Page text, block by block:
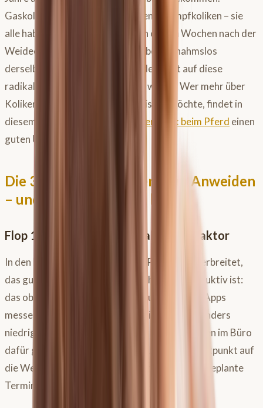
Gaskoliken, Überfressungskoliken, Krampfkoliken – sie
alle haben Hochkonjunktur in den ersten Wochen nach der
Weideöffnung. Der Grund ist dabei ausnahmslos
derselbe: ein Verdauungstrakt, der nicht auf diese
radikale Umstellung vorbereitet wurde. Wer mehr über
Koliken und deren Entstehung wissen möchte, findet in
diesem
ausführlichen Beitrag über Kolik beim Pferd einen
guten Überblick.
Die 3 häufigsten Fehler beim Anweiden
– und was stattdessen hilft
Flop 1: Die Fruktan-Ampel als Stressfaktor
In den letzten Jahren hat sich ein Phänomen verbreitet,
das gut gemeint, aber letztendlich kontraproduktiv ist:
das obsessive Beobachten der Fruktanampel. Apps
messen, wann der Fruktangehalt im Gras besonders
niedrig ist – und plötzlich werden Mittagspausen im Büro
dafür geopfert, das Pferd genau zu diesem Zeitpunkt auf
die Weide zu bringen. Regen, Kälte, eigentlich geplante
Termine – alles egal, die Ampel steht auf Grün.